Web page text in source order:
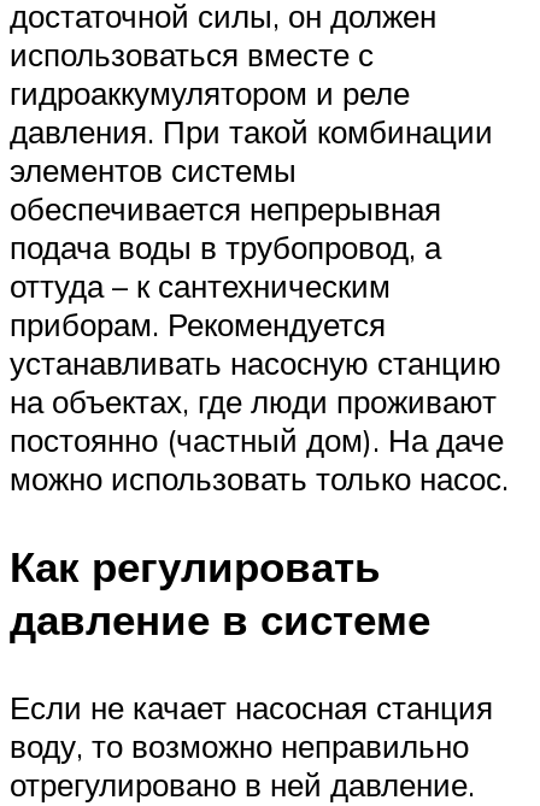
достаточной силы, он должен
использоваться вместе с
гидроаккумулятором и реле
давления. При такой комбинации
элементов системы
обеспечивается непрерывная
подача воды в трубопровод, а
оттуда – к сантехническим
приборам. Рекомендуется
устанавливать насосную станцию
на объектах, где люди проживают
постоянно (частный дом). На даче
можно использовать только насос.
Как регулировать
давление в системе
Если не качает насосная станция
воду, то возможно неправильно
отрегулировано в ней давление.